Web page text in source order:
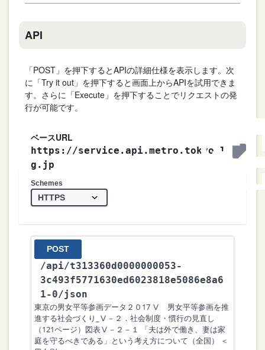
API
「POST」を押下するとAPIの詳細仕様を表示します。次
に「Try it out」を押下すると画面上からAPIを試用できま
す。さらに「Execute」を押下することでリクエストの発
行が可能です。
ベースURL
https://service.api.metro.tokyo.l
g.jp
Schemes
POST
/api/t313360d0000000053-
3c493f5771630ed6023818e5086e8a6
1-0/json
東京の男女平等参画データ２０17 Ⅴ 男女平等参画を推
進する社会づくり_Ⅴ－２．社会制度・慣行の見直し
（121ページ）図表Ⅴ－２－１ 「夫は外で働き、妻は家
庭を守るべきである」という考え方について（全国） ＜